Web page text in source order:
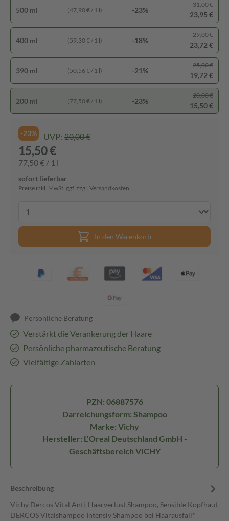
500 ml (47,90 € / 1 l) -23%
31,00 €
23,95 €
400 ml (59,30 € / 1 l) -18%
29,00 €
23,72 €
390 ml (50,56 € / 1 l) -21%
25,00 €
19,72 €
200 ml (77,50 € / 1 l) -23%
20,00 €
15,50 €
-23% UVP: 20,00 €
15,50 €
77,50 € / 1 l
sofort lieferbar
Preise inkl. MwSt. ggf. zzgl. Versandkosten
In den Warenkorb
Persönliche Beratung
Verstärkt die Verankerung der Haare
Persönliche pharmazeutische Beratung
Vielfältige Zahlarten
PZN: 06887576
Darreichungsform: Shampoo
Marke: Vichy
Hersteller: L'Oreal Deutschland GmbH -
Geschäftsbereich VICHY
Beschreibung
Vichy Dercos Vital Anti-Haarverlust Shampoo, Sensible Kopfhaut
DERCOS Vitalshampoo Intensiv Shampoo bei Haarausfall*